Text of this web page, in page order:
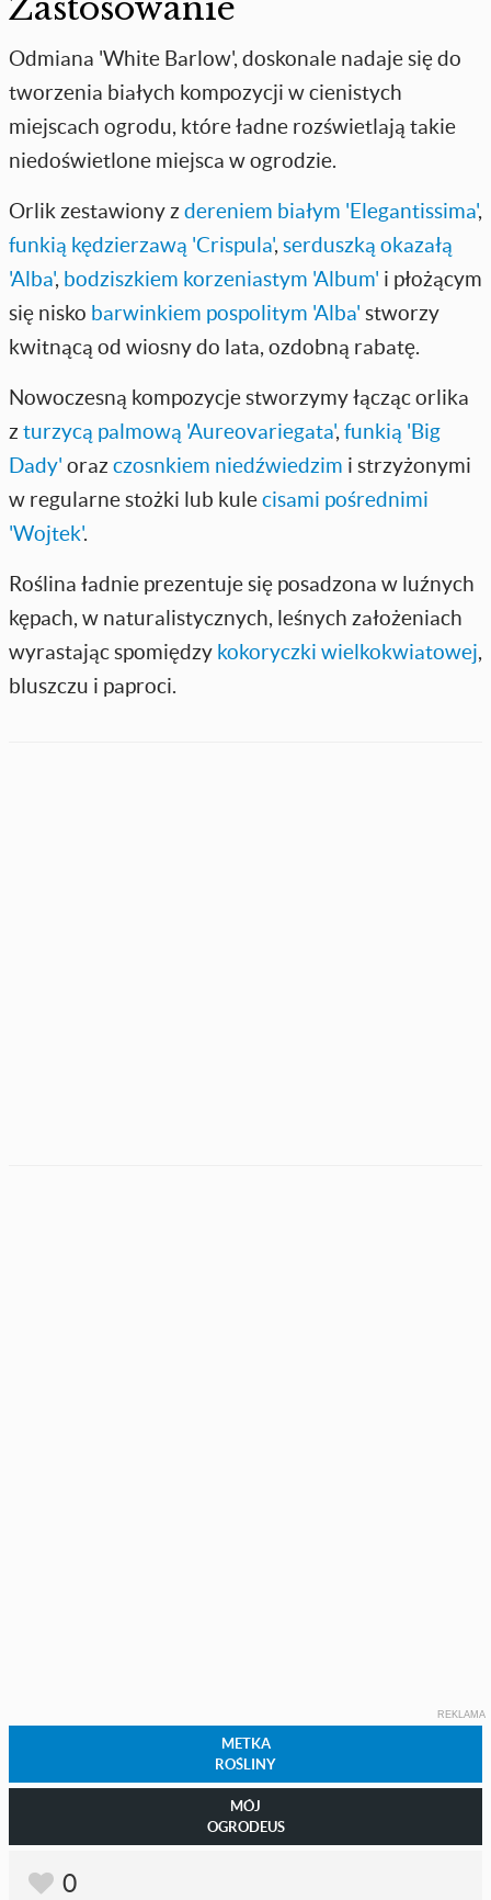
Odmiana 'White Barlow', doskonale nadaje się do
tworzenia białych kompozycji w cienistych
miejscach ogrodu, które ładne rozświetlają takie
niedoświetlone miejsca w ogrodzie.
Orlik zestawiony z dereniem białym 'Elegantissima',
funkią kędzierzawą 'Crispula', serduszką okazałą
'Alba', bodziszkiem korzeniastym 'Album' i płożącym
się nisko barwinkiem pospolitym 'Alba' stworzy
kwitnącą od wiosny do lata, ozdobną rabatę.
Nowoczesną kompozycje stworzymy łącząc orlika
z turzycą palmową 'Aureovariegata', funkią 'Big
Dady' oraz czosnkiem niedźwiedzim i strzyżonymi
w regularne stożki lub kulecisami pośrednimi
'Wojtek'.
Roślina ładnie prezentuje się posadzona w luźnych
kępach, w naturalistycznych, leśnych założeniach
wyrastając spomiędzy kokoryczki wielkokwiatowej,
bluszczu i paproci.
REKLAMA
METKA
ROŚLINY
MÓJ
OGRODEUS
0